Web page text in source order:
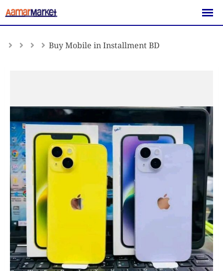
Skip
to
Buy Mobile in Installment BD